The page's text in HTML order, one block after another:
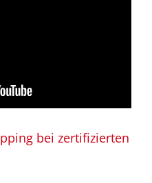
bei zertifizierten